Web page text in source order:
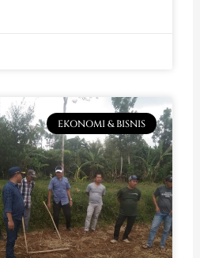
EKONOMI & BISNIS